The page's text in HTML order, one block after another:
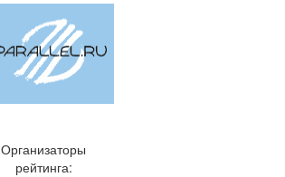
Организаторы
рейтинга: